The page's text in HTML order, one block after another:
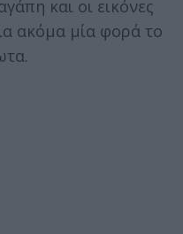
και οι εικόνες
ακόμα μία φορά το